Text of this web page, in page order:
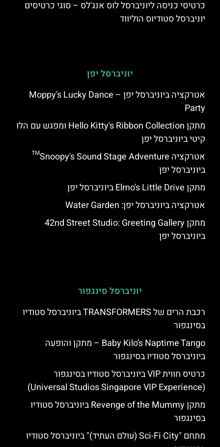
כרטיסי כניסה ליוניברסל לוס אנג'לס – סוגי כרטיסים
יוניברסל סטודיוס הוליווד
יוניברסל יפן
אטרקציה ביוניברסל יפן – Moppy's Lucky Dance
Party
מתקן Hello Kitty's Ribbon Collection ומפגש עם הלו
קיטי ביוניברסל יפן
אטרקציה Snoopy's Sound Stage Adventure™
ביוניברסל יפן
מתקן Elmo's Little Drive ביוניברסל יפן
אטרקציה ביוניברסל יפן: Water Garden
מתקן 42nd Street Studio: Greeting Gallery
ביוניברסל יפן
יוניברסל סינגפור
רכבת הרים של TRANSFORMERS ביוניברסל סטודיו
בסינגפור
Baby Kilo’s Naptime Tango – מתקן והופעה
ביוניברסל סטודיו בסינגפור
כרטיס חווית VIP ביוניברסל סטודיו בסינגפור
(Universal Studios Singapore VIP Experience)
מתקן Revenge of the Mummy ביוניברסל סטודיו
בסינגפור
מתחם "Sci-Fi City (עולם העתיד)" ביוניברסל סטודיו